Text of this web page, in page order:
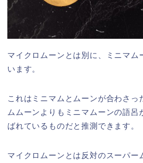
マイクロムーンとは別に、ミニマム
います。
これはミニマムとムーンが合わさっ
ムムーンよりもミニマムーンの語呂
ばれているものだと推測できます。
マイクロムーンとは反対のスーパー